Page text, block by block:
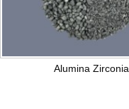
Alumina Zirconia